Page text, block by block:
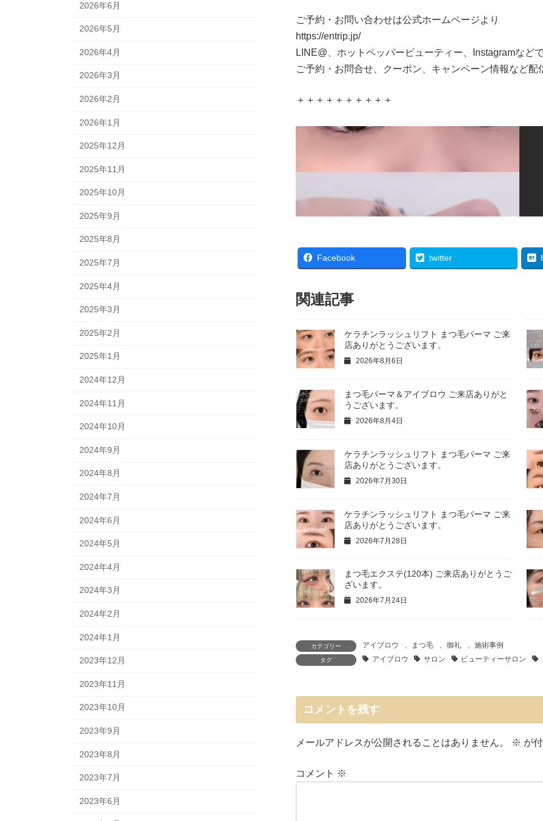
ご予約・お問い合わせは公式ホームページより
https://entrip.jp/
LINE@、ホットペッパービューティー、Instagramなど
ご予約・お問合せ、クーポン、キャンペーン情報など配
＋＋＋＋＋＋＋＋＋＋
Facebook twitter
関連記事
ケラチンラッシュリフト まつ毛パーマ ご来
店ありがとうございます。
2026年8月6日
まつ毛パーマ＆アイブロウ ご来店ありがと
うございます。
2026年8月4日
ケラチンラッシュリフト まつ毛パーマ ご来
店ありがとうございます。
2026年7月30日
ケラチンラッシュリフト まつ毛パーマ ご来
店ありがとうございます。
2026年7月28日
まつ毛エクステ(120本) ご来店ありがとうご
ざいます。
2026年7月24日
カテゴリー アイブロウ 、 まつ毛 、 御礼 、 施術事例
タグ アイブロウ サロン ビューティーサロン
コメントを残す
メールアドレスが公開されることはありません。 ※ が
コメント ※
2026年6月
2026年5月
2026年4月
2026年3月
2026年2月
2026年1月
2025年12月
2025年11月
2025年10月
2025年9月
2025年8月
2025年7月
2025年4月
2025年3月
2025年2月
2025年1月
2024年12月
2024年11月
2024年10月
2024年9月
2024年8月
2024年7月
2024年6月
2024年5月
2024年4月
2024年3月
2024年2月
2024年1月
2023年12月
2023年11月
2023年10月
2023年9月
2023年8月
2023年7月
2023年6月